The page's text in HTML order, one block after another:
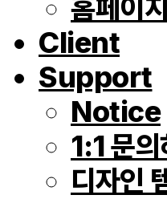
홈페이
Client
Support
Notice
1:1 문의
디자인